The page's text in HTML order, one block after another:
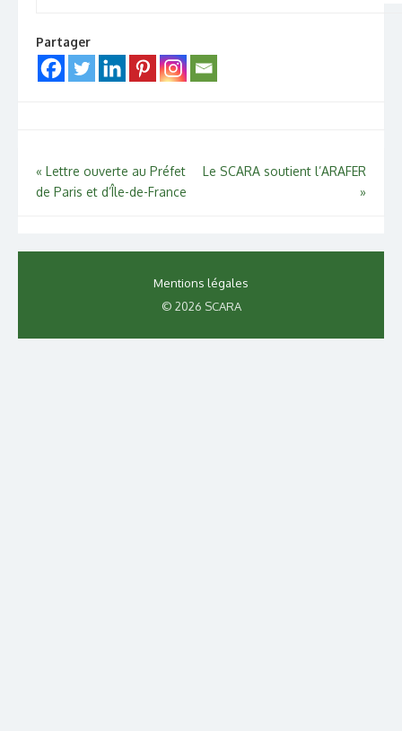
Partager
Navigation
de
« Lettre ouverte au Préfet
de Paris et d’Île-de-France
Le SCARA soutient l’ARAFER
»
Mentions légales
© 2026 SCARA